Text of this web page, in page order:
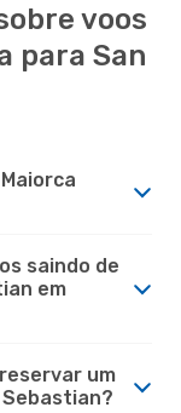
voos
para San
saindo de
em
um
Sebastian?